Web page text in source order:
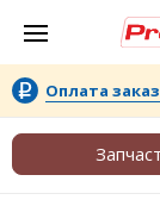
Оплата